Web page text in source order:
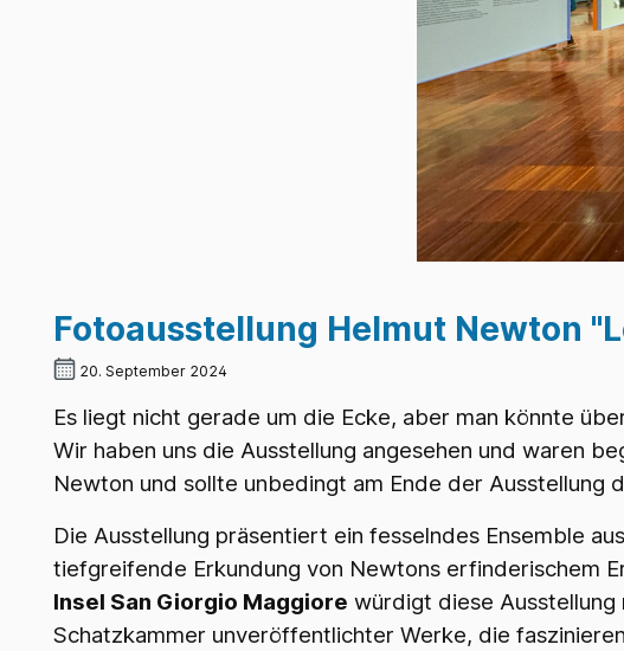
Fotoausstellung Helmut Newton
20. September 2024
Es liegt nicht gerade um die Ecke, aber man könnte
Wir haben uns die Ausstellung angesehen und waren
Newton und sollte unbedingt am Ende der Ausstellung
Die Ausstellung präsentiert ein fesselndes Ensemble aus
tiefgreifende Erkundung von Newtons erfinderischem
Insel San Giorgio Maggiore würdigt diese Ausstellung
Schatzkammer unveröffentlichter Werke, die